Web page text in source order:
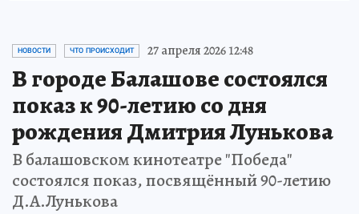
НОВОСТИ ЧТО ПРОИСХОДИТ 27 апреля 2026 12:48
В городе Балашове состоялся
показ к 90-летию со дня
рождения Дмитрия Лунькова
В балашовском кинотеатре "Победа"
состоялся показ, посвящённый 90-летию
Д.А.Лунькова